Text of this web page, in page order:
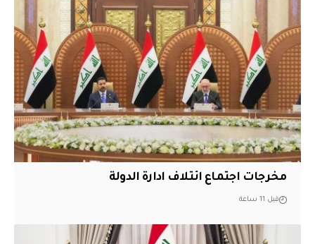
مخرجات اجتماع ائتلاف ادارة الدولة
قبل 11 ساعة